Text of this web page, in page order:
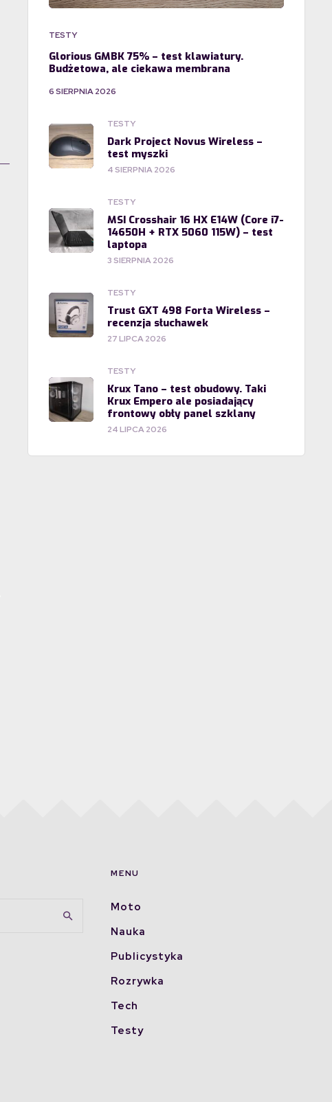
TESTY
Glorious GMBK 75% – test klawiatury.
Budżetowa, ale ciekawa membrana
6 SIERPNIA 2026
TESTY
Dark Project Novus Wireless –
test myszki
4 SIERPNIA 2026
TESTY
MSI Crosshair 16 HX E14W (Core i7-
14650H + RTX 5060 115W) – test
laptopa
3 SIERPNIA 2026
TESTY
Trust GXT 498 Forta Wireless –
recenzja słuchawek
27 LIPCA 2026
TESTY
Krux Tano – test obudowy. Taki
Krux Empero ale posiadający
frontowy obły panel szklany
24 LIPCA 2026
MENU
Moto
Nauka
Publicystyka
Rozrywka
Tech
Testy